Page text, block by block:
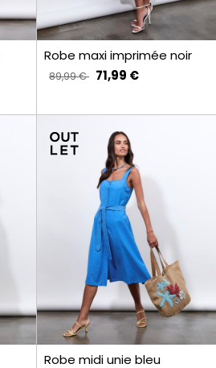
Robe maxi imprimée noir
89,99 € 71,99 €
Robe midi unie bleu